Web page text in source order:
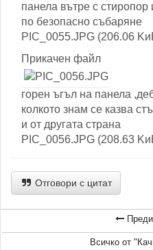
панела вътре с стиропор
по безопасно събаряне
PIC_0055.JPG (206.06
Прикачен файл
горен ъгъл на панела
колкото знам се казва
и от другата страна
PIC_0056.JPG (208.63
Отговори с цитат
Всичко от